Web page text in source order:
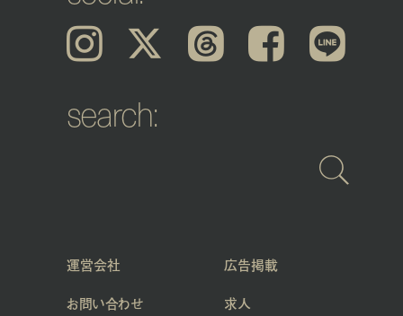
Instagram 𝕏 Threads Facebook LINE
search:
運営会社
広告掲載
お問い合わせ
求人